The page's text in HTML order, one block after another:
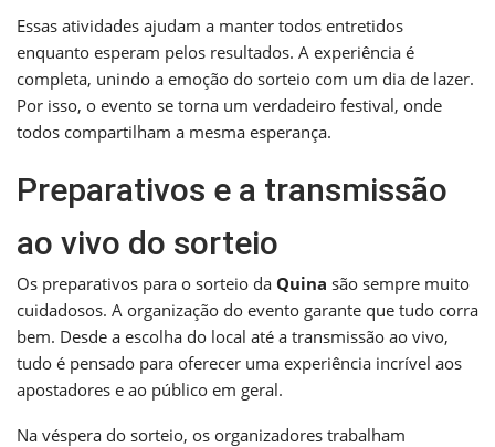
Essas atividades ajudam a manter todos entretidos
enquanto esperam pelos resultados. A experiência é
completa, unindo a emoção do sorteio com um dia de lazer.
Por isso, o evento se torna um verdadeiro festival, onde
todos compartilham a mesma esperança.
Preparativos e a transmissão
ao vivo do sorteio
Os preparativos para o sorteio da Quina são sempre muito
cuidadosos. A organização do evento garante que tudo corra
bem. Desde a escolha do local até a transmissão ao vivo,
tudo é pensado para oferecer uma experiência incrível aos
apostadores e ao público em geral.
Na véspera do sorteio, os organizadores trabalham